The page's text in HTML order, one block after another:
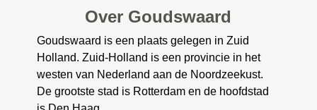
Over Goudswaard
Goudswaard is een plaats gelegen in Zuid
Holland. Zuid-Holland is een provincie in het
westen van Nederland aan de Noordzeekust.
De grootste stad is Rotterdam en de hoofdstad